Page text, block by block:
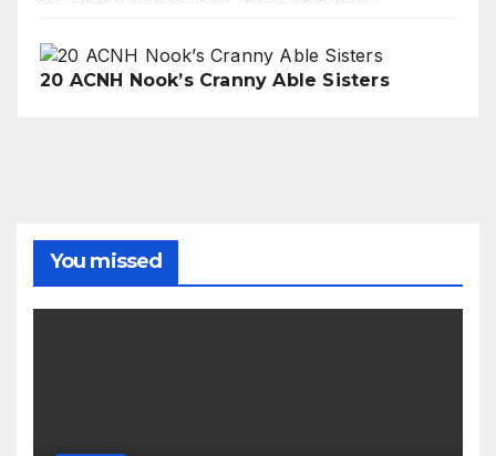
20 ACNH Nook’s Cranny Able Sisters
You missed